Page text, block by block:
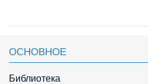
ОСНОВНОЕ
Библиотека